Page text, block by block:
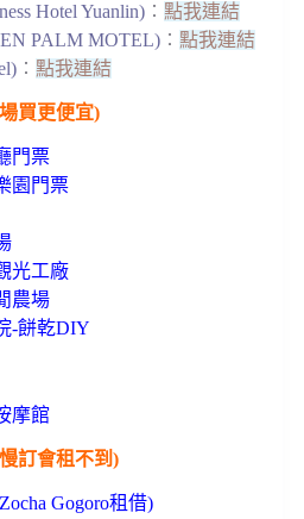
Hotel Yuanlin) ︰ 點我連結
PALM MOTEL) ︰ 點我連結
︰ 點我連結
買更便宜)
門票
園門票
光工廠
農場
-餅乾DIY
摩館
訂會租不到)
Gogoro租借)